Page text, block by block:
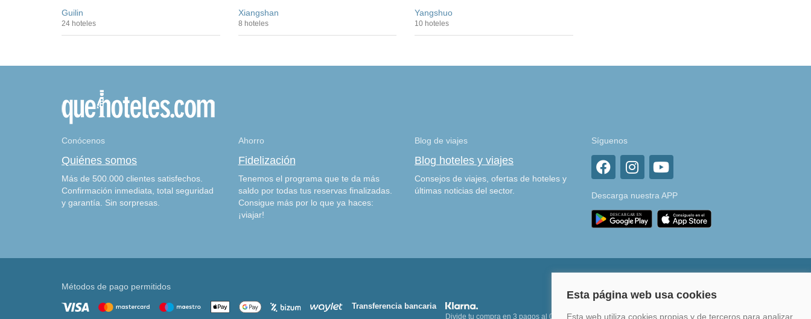
Guilin
24 hoteles
Xiangshan
8 hoteles
Yangshuo
10 hoteles
Conócenos
Quiénes somos
Más de 500.000 clientes satisfechos.
Confirmación inmediata, total seguridad
y garantía. Sin sorpresas.
Ahorro
Fidelización
Tenemos el programa que te da más
saldo por todas tus reservas finalizadas.
Consigue más por lo que ya haces:
¡viajar!
Blog de viajes
Blog hoteles y viajes
Consejos de viajes, ofertas de hoteles y
últimas noticias del sector.
Síguenos
Descarga nuestra APP
Métodos de pago permitidos
Transferencia bancaria
Divide tu compra en 3 pagos al 0% Financia hasta en 12 meses o en 4 pagos sin